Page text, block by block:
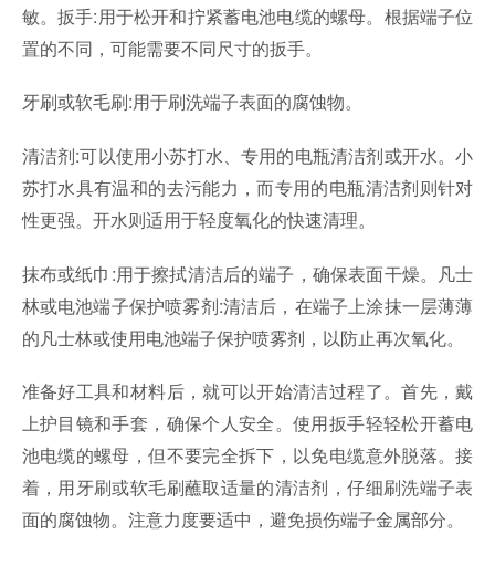
敏。扳手:用于松开和拧紧蓄电池电缆的螺母。根据端子位
置的不同，可能需要不同尺寸的扳手。
牙刷或软毛刷:用于刷洗端子表面的腐蚀物。
清洁剂:可以使用小苏打水、专用的电瓶清洁剂或开水。小
苏打水具有温和的去污能力，而专用的电瓶清洁剂则针对
性更强。开水则适用于轻度氧化的快速清理。
抹布或纸巾:用于擦拭清洁后的端子，确保表面干燥。凡士
林或电池端子保护喷雾剂:清洁后，在端子上涂抹一层薄薄
的凡士林或使用电池端子保护喷雾剂，以防止再次氧化。
准备好工具和材料后，就可以开始清洁过程了。首先，戴
上护目镜和手套，确保个人安全。使用扳手轻轻松开蓄电
池电缆的螺母，但不要完全拆下，以免电缆意外脱落。接
着，用牙刷或软毛刷蘸取适量的清洁剂，仔细刷洗端子表
面的腐蚀物。注意力度要适中，避免损伤端子金属部分。